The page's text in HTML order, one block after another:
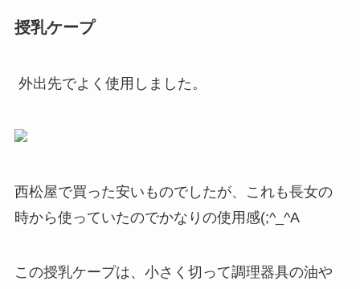
授乳ケープ
外出先でよく使用しました。
西松屋で買った安いものでしたが、これも長女の
時から使っていたのでかなりの使用感(;^_^A
この授乳ケープは、小さく切って調理器具の油や